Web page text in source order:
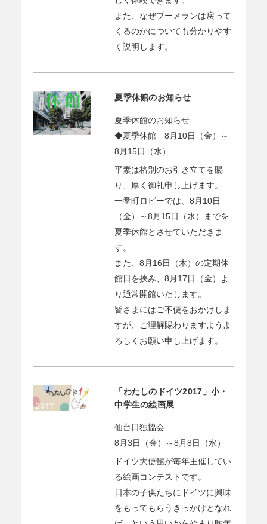
また、なぜブーメランは戻って
くるのかについても分かりやす
く説明します。
夏季休館のお知らせ
夏季休館のお知らせ
◆夏季休館 8月10日（金）～
8月15日（水）
平素は格別のお引き立てを賜
り、厚く御礼申し上げます。
一番町ロビーでは、8月10日
（金）～8月15日（水）までを
夏季休館とさせていただきま
す。
また、8月16日（木）の定期休
館日を挟み、8月17日（金）よ
り通常開館いたします。
皆さまにはご不便をおかけしま
すが、ご理解賜わりますようよ
ろしくお願い申し上げます。
「わたしのドイツ2017」小・
中学生の絵画展
仙台日独協会
8月3日（金）～8月8日（水）
ドイツ大使館が毎年主催してい
る絵画コンテストです。
日本の子供たちにドイツに興味
をもってもらうきっかけとなれ